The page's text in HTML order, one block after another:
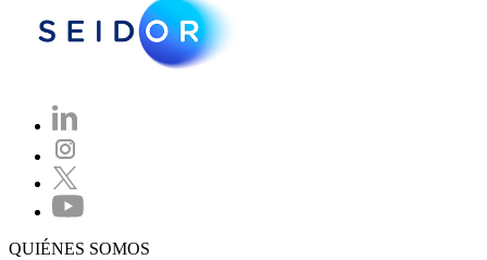
QUIÉNES SOMOS